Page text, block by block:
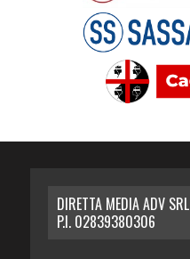
DIRETTA MEDIA ADV SRL
P.I. 02839380306